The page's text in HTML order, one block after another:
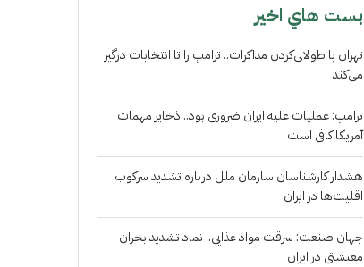
بست هاي اخير
تهران با طولانی‌کردن مذاکرات.. ترامپ را تا انتخابات درگیر
می‌کند
ترامپ: عملیات علیه ایران ضروری بود.. ذخایر مهمات
آمریکا کافی است
هشدار کارشناسان سازمان ملل درباره تشدید سرکوب
اقلیت‌ها در ایران
جهان صنعت: سرقت مواد غذایی.. نماد تشدید بحران
معیشتی در ایران